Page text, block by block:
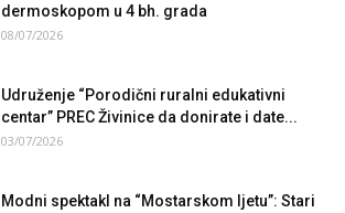
dermoskopom u 4 bh. grada
08/07/2026
Udruženje “Porodični ruralni edukativni
centar” PREC Živinice da donirate i date...
03/07/2026
Modni spektakl na “Mostarskom ljetu”: Stari